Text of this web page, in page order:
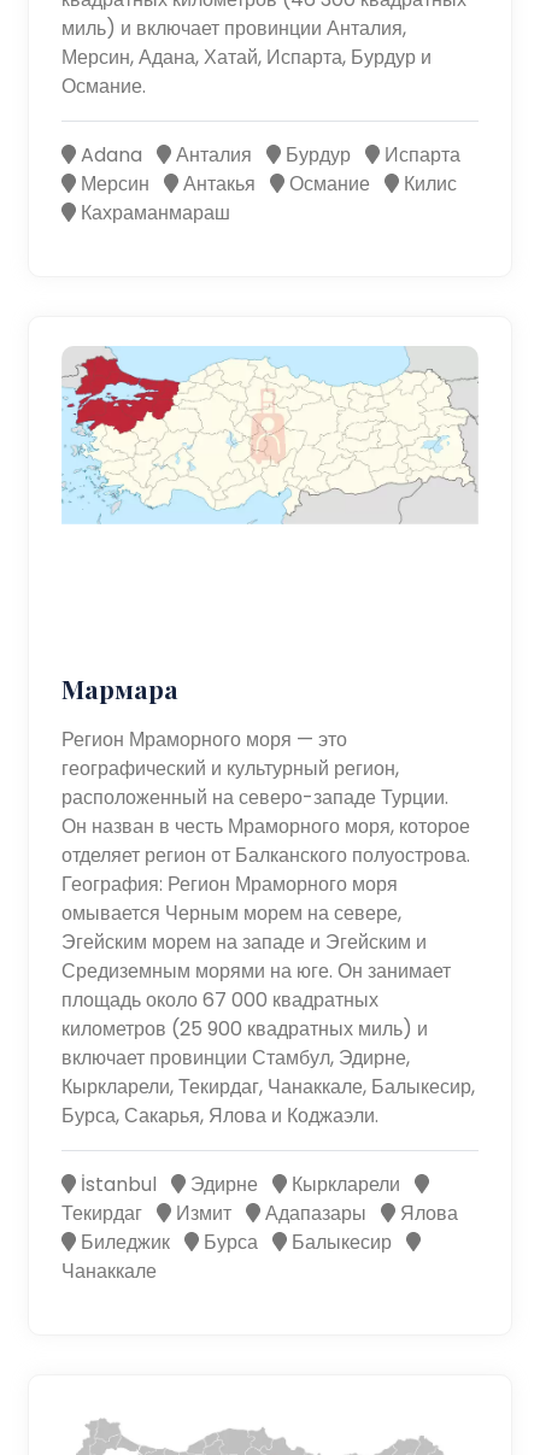
миль) и включает провинции Анталия,
Мерсин, Адана, Хатай, Испарта, Бурдур и
Османие.
Adana Анталия Бурдур
Испарта
Мерсин
Антакья Османие
Килис
Кахраманмараш
Мармара
Регион Мраморного моря — это
географический и культурный регион,
расположенный на северо-западе Турции.
Он назван в честь Мраморного моря, которое
отделяет регион от Балканского полуострова.
География: Регион Мраморного моря
омывается Черным морем на севере,
Эгейским морем на западе и Эгейским и
Средиземным морями на юге. Он занимает
площадь около 67 000 квадратных
километров (25 900 квадратных миль) и
включает провинции Стамбул, Эдирне,
Кыркларели, Текирдаг, Чанаккале, Балыкесир,
Бурса, Сакарья, Ялова и Коджаэли.
İstanbul Эдирне
Кыркларели
Текирдаг
Измит Адапазары
Ялова
Биледжик
Бурса
Балыкесир
Чанаккале